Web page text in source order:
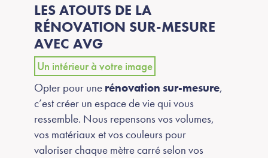
LES ATOUTS DE LA
RÉNOVATION SUR-MESURE
AVEC AVG
Un intérieur à votre image
Opter pour une rénovation sur-mesure,
c’est créer un espace de vie qui vous
ressemble. Nous repensons vos volumes,
vos matériaux et vos couleurs pour
valoriser chaque mètre carré selon vos